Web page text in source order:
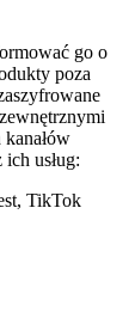
go o
poza
usług:
TikTok